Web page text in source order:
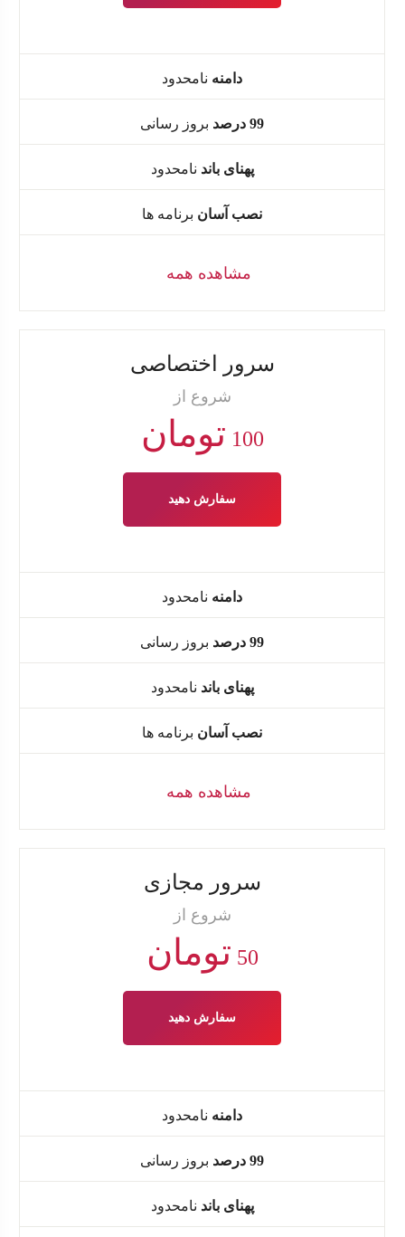
دامنه نامحدود
99 درصد بروز رسانی
پهنای باند نامحدود
نصب آسان برنامه ها
مشاهده همه
سرور اختصاصی
شروع از
100 تومان
سفارش دهید
دامنه نامحدود
99 درصد بروز رسانی
پهنای باند نامحدود
نصب آسان برنامه ها
مشاهده همه
سرور مجازی
شروع از
50 تومان
سفارش دهید
دامنه نامحدود
99 درصد بروز رسانی
پهنای باند نامحدود